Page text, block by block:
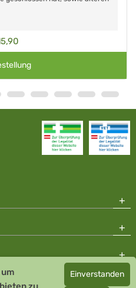
Apotheke - GDP zertifiziert
Einverstanden